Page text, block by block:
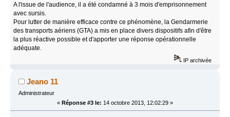
A l'issue de l'audience, il a été condamné à 3 mois d'emprisonnement
avec sursis.
Pour lutter de manière efficace contre ce phénomène, la Gendarmerie
des transports aériens (GTA) a mis en place divers dispositifs afin d'être
la plus réactive possible et d'apporter une réponse opérationnelle
adéquate.
IP archivée
Jeano 11
Administrateur
« Réponse #3 le: 14 octobre 2013, 12:02:29 »